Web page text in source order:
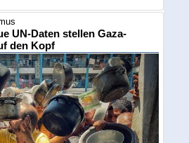
UN-Daten stellen Gaza-
den Kopf